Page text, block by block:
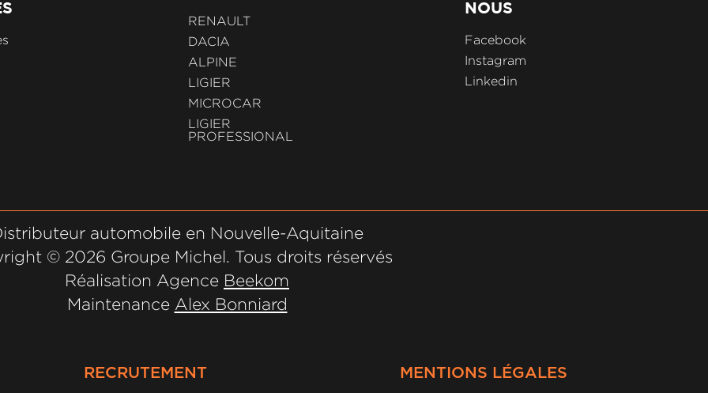
RENAULT
DACIA
ALPINE
LIGIER
MICROCAR
LIGIER
PROFESSIONAL
NOUS
Facebook
Instagram
Linkedin
automobile en Nouvelle-Aquitaine
© 2026 Groupe Michel. Tous droits réservés
Réalisation Agence Beekom
Maintenance Alex Bonniard
RECRUTEMENT MENTIONS LÉGALES